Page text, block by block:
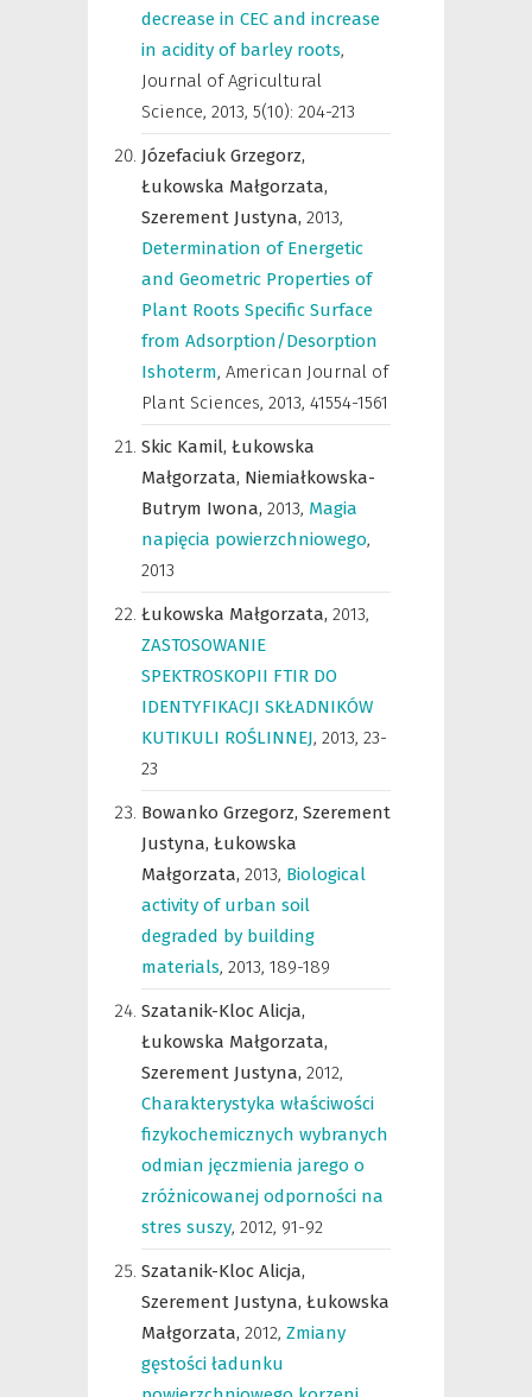
decrease in CEC and increase
in acidity of barley roots,
Journal of Agricultural
Science, 2013, 5(10): 204-213
Józefaciuk Grzegorz,
Łukowska Małgorzata,
Szerement Justyna, 2013,
Determination of Energetic
and Geometric Properties of
Plant Roots Specific Surface
from Adsorption/Desorption
Ishoterm, American Journal of
Plant Sciences, 2013, 41554-1561
Skic Kamil, Łukowska
Małgorzata, Niemiałkowska-
Butrym Iwona, 2013, Magia
napięcia powierzchniowego,
2013
Łukowska Małgorzata, 2013,
ZASTOSOWANIE
SPEKTROSKOPII FTIR DO
IDENTYFIKACJI SKŁADNIKÓW
KUTIKULI ROŚLINNEJ, 2013, 23-
23
Bowanko Grzegorz, Szerement
Justyna, Łukowska
Małgorzata, 2013, Biological
activity of urban soil
degraded by building
materials, 2013, 189-189
Szatanik-Kloc Alicja,
Łukowska Małgorzata,
Szerement Justyna, 2012,
Charakterystyka właściwości
fizykochemicznych wybranych
odmian jęczmienia jarego o
zróżnicowanej odporności na
stres suszy, 2012, 91-92
Szatanik-Kloc Alicja,
Szerement Justyna, Łukowska
Małgorzata, 2012, Zmiany
gęstości ładunku